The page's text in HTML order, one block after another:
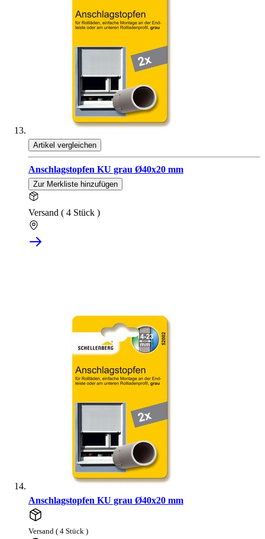
Artikel vergleichen
Anschlagstopfen KU grau Ø40x20 mm
Zur Merkliste hinzufügen
Versand ( 4 Stück )
Anschlagstopfen KU grau Ø40x20 mm
Versand ( 4 Stück )